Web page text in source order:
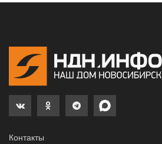
Контакты